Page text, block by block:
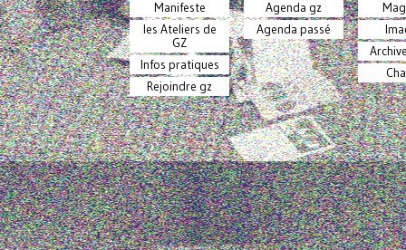
Manifeste
les Ateliers de
GZ
Infos pratiques
Rejoindre gz
Agenda gz
Agenda passé